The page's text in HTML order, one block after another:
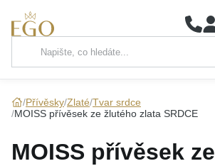
Hlavní kategorie
ŘETÍZKY
Přívěsky Zlaté Tvar srdce
MOISS přívěsek ze žlutého zlata SRDCE
MOISS přívěsek